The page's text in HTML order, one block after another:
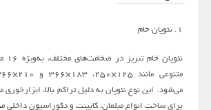
1. نئوپان خام
می‌شود. این نوع نئوپان به دلیل تراکم بالا،
برای ساخت انواع مبلمان، کابینت و دکوراسیون